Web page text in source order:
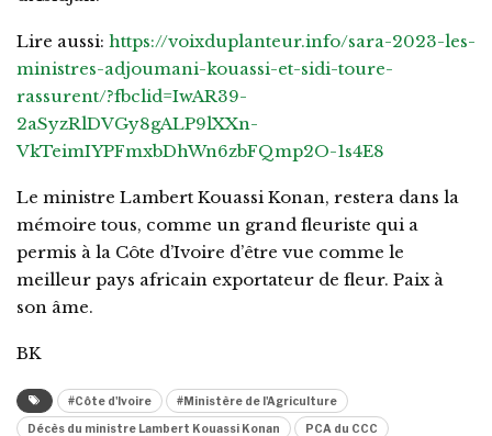
Lire aussi: https://voixduplanteur.info/sara-2023-les-
ministres-adjoumani-kouassi-et-sidi-toure-
rassurent/?fbclid=IwAR39-
2aSyzRlDVGy8gALP9lXXn-
VkTeimIYPFmxbDhWn6zbFQmp2O-1s4E8
Le ministre Lambert Kouassi Konan, restera dans la
mémoire tous, comme un grand fleuriste qui a
permis à la Côte d’Ivoire d’être vue comme le
meilleur pays africain exportateur de fleur. Paix à
son âme.
BK
#Côte d'Ivoire #Ministère de l'Agriculture
Décès du ministre Lambert Kouassi Konan PCA du CCC